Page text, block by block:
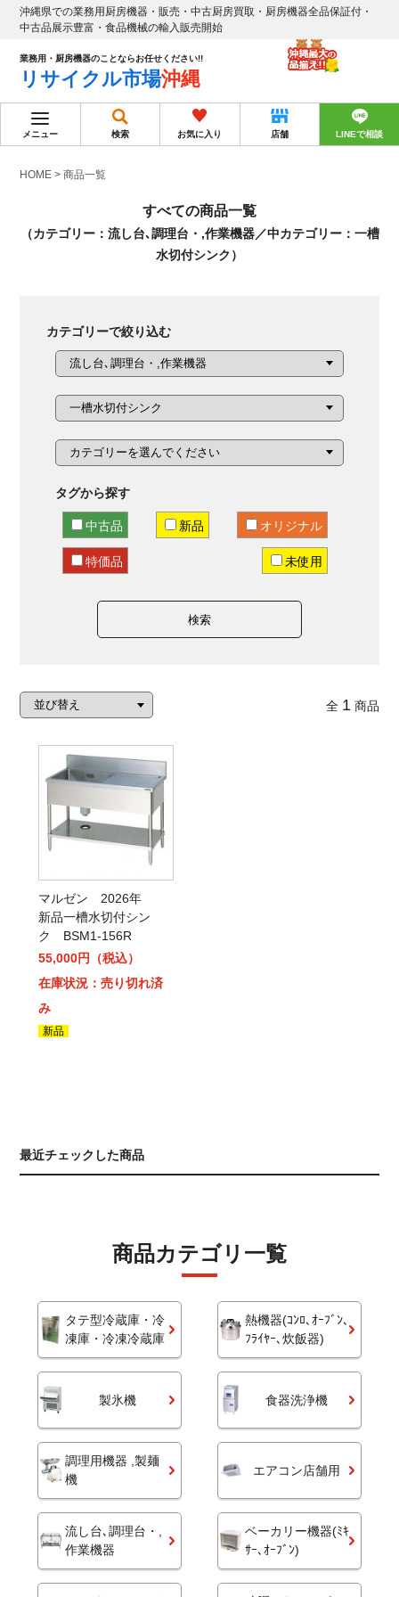
沖縄県での業務用厨房機器・販売・中古厨房買取・厨房機器全品保証付・
中古品展示豊富・食品機械の輸入販売開始
業務用・厨房機器のことならお任せください!!
リサイクル市場沖縄
メニュー 検索 お気に入り 店舗 LINEで相談
HOME >商品一覧
すべての商品一覧
（カテゴリー：流し台､調理台・,作業機器／中カテゴリー：一槽
水切付シンク）
カテゴリーで絞り込む
タグから探す
中古品 新品 オリジナル
特価品 未使用
検索
全 1 商品
マルゼン 2026年
新品一槽水切付シン
ク BSM1-156R
55,000円（税込）
在庫状況：売り切れ済
み
新品
最近チェックした商品
商品カテゴリ一覧
タテ型冷蔵庫・冷
凍庫・冷凍冷蔵庫
熱機器(ｺﾝﾛ､ｵｰﾌﾞﾝ､
ﾌﾗｲﾔｰ､炊飯器)
製氷機 食器洗浄機
調理用機器 ,製麺
機
エアコン店舗用
流し台､調理台・,
作業機器
ベーカリー機器(ﾐｷ
ｻｰ､ｵｰﾌﾞﾝ)